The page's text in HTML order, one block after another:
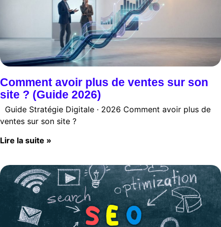
Comment avoir plus de ventes sur son
site ? (Guide 2026)
Guide Stratégie Digitale · 2026 Comment avoir plus de
ventes sur son site ?
Lire la suite »